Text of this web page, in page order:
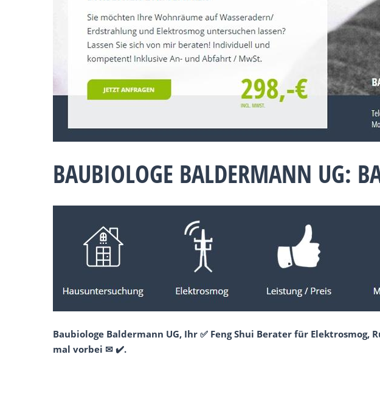
BAUBIOLOGE BALDERMANN UG:
Baubiologe Baldermann UG, Ihr ✅ Feng Shui Berater für Elektrosmog,
mal vorbei ✉ ✔️.